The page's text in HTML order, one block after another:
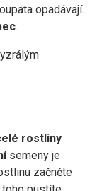
opadávají.
.
rostliny
semeny je
začněte